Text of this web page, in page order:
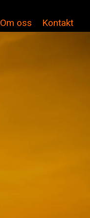
Om oss Kontakt